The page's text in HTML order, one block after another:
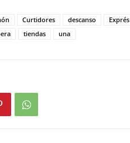
Curtidores descanso Exprés
tiendas una